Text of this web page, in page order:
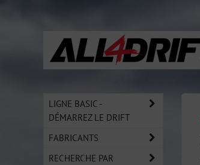
LIGNE BASIC -
DÉMARREZ LE DRIFT
FABRICANTS
RECHERCHE PAR